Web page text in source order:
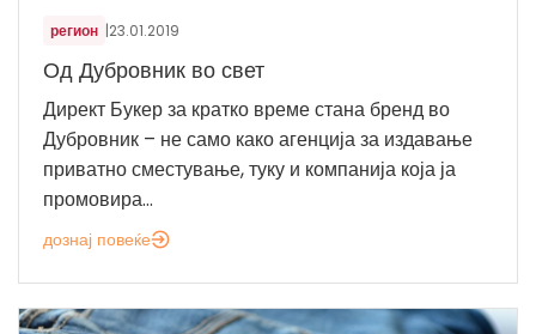
регион |23.01.2019
Од Дубровник во свет
Директ Букер за кратко време стана бренд во
Дубровник – не само како агенција за издавање
приватно сместување, туку и компанија која ја
промовира...
дознај повеќе